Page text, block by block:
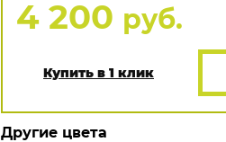
4 200 руб.
Купить в 1 клик
Другие цвета